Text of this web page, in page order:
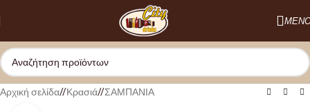
Αρχική σελίδα/ Κρασιά/ ΣΑΜΠΑΝΙΑ